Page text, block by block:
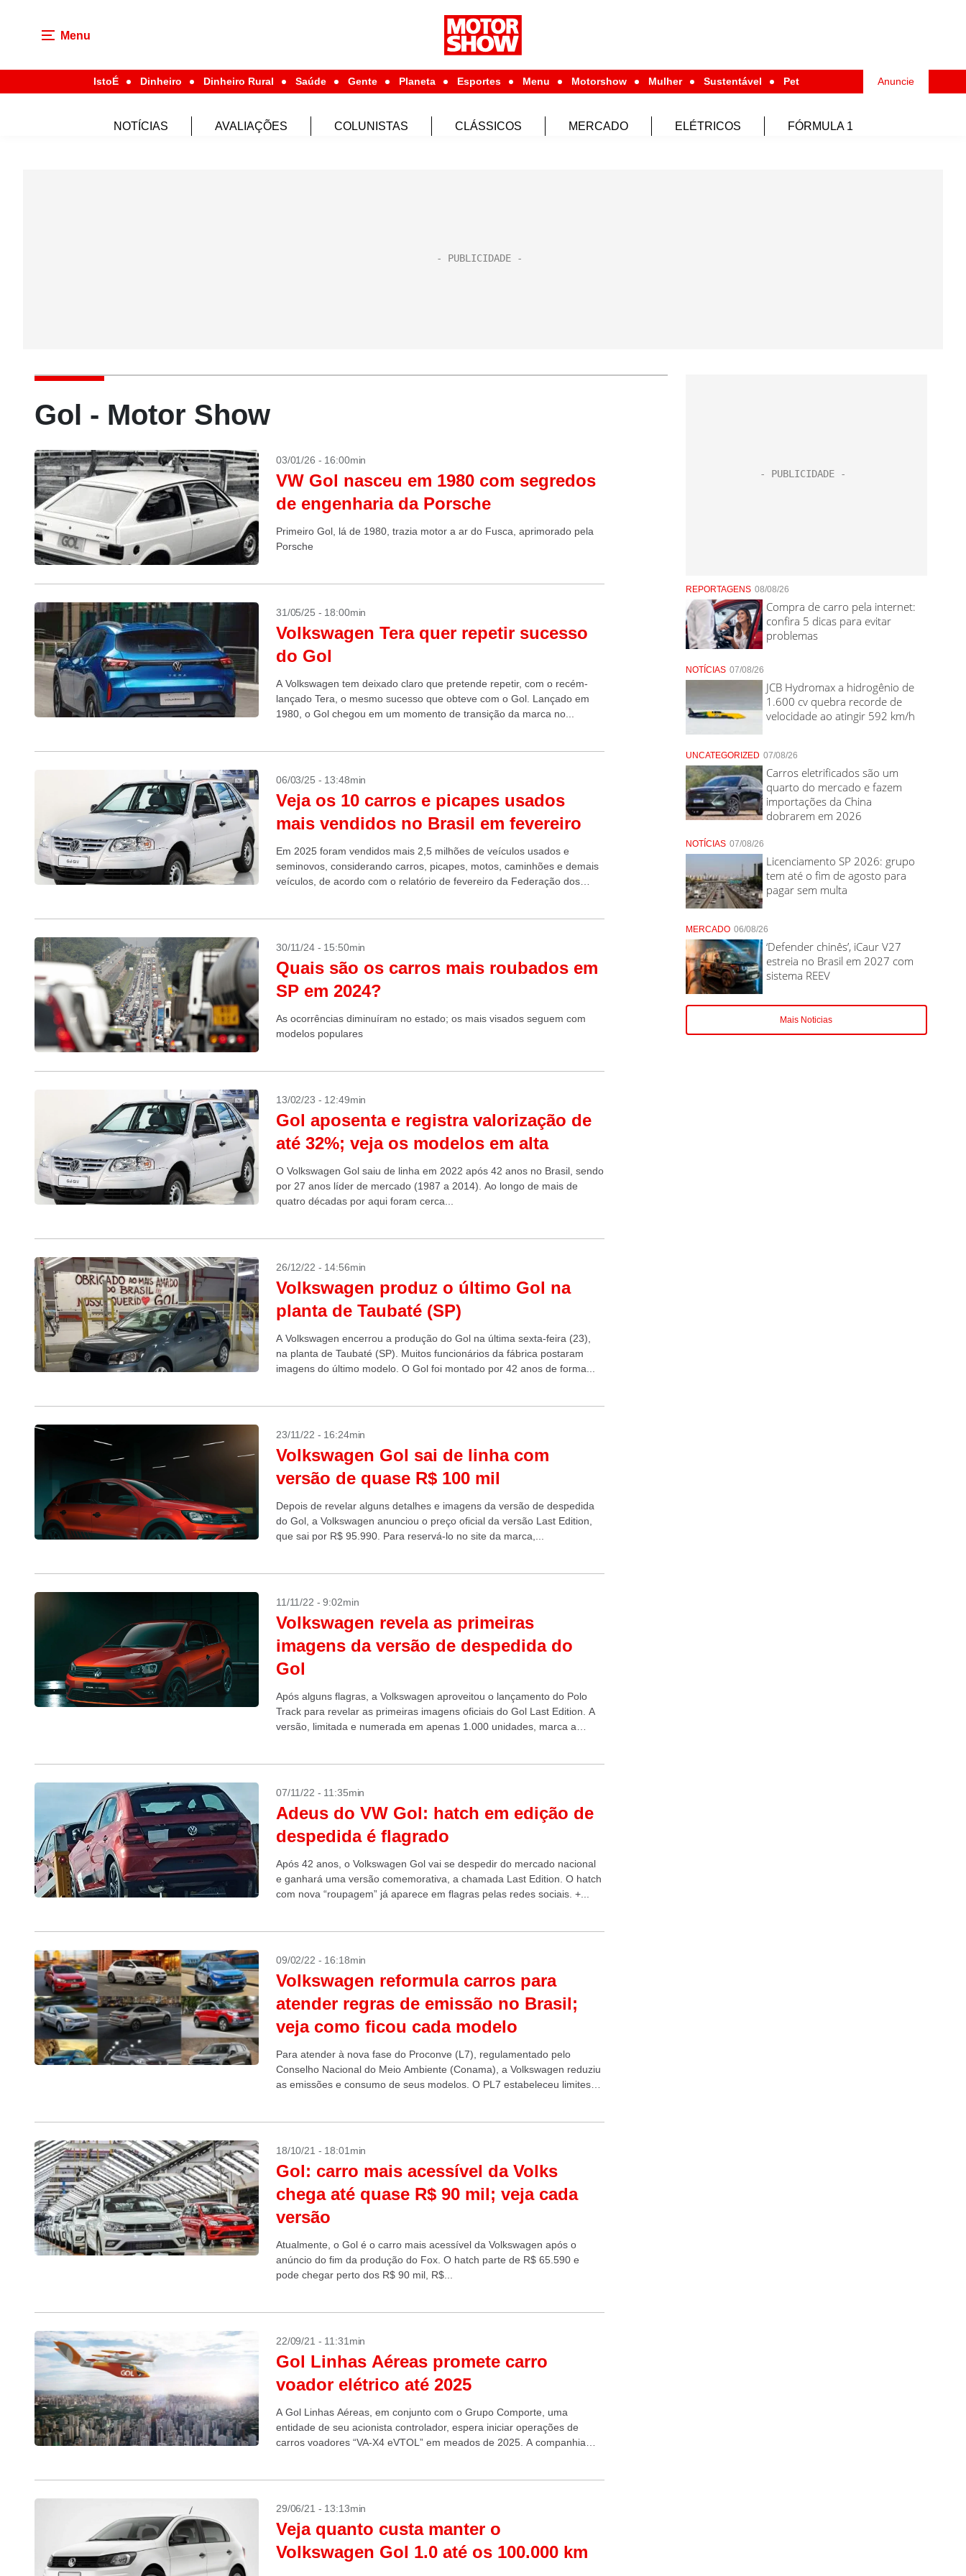
Menu
IstoÉ Dinheiro Dinheiro Rural Saúde Gente Planeta Esportes Menu Motorshow Mulher Sustentável Pet Anuncie
NOTÍCIAS AVALIAÇÕES COLUNISTAS CLÁSSICOS MERCADO ELÉTRICOS FÓRMULA 1
Gol - Motor Show
03/01/26 - 16:00min
VW Gol nasceu em 1980 com segredos
de engenharia da Porsche
Primeiro Gol, lá de 1980, trazia motor a ar do Fusca, aprimorado pela
Porsche
31/05/25 - 18:00min
Volkswagen Tera quer repetir sucesso
do Gol
A Volkswagen tem deixado claro que pretende repetir, com o recém-
lançado Tera, o mesmo sucesso que obteve com o Gol. Lançado em
1980, o Gol chegou em um momento de transição da marca no...
06/03/25 - 13:48min
Veja os 10 carros e picapes usados
mais vendidos no Brasil em fevereiro
Em 2025 foram vendidos mais 2,5 milhões de veículos usados e
seminovos, considerando carros, picapes, motos, caminhões e demais
veículos, de acordo com o relatório de fevereiro da Federação dos
30/11/24 - 15:50min
Quais são os carros mais roubados em
SP em 2024?
As ocorrências diminuíram no estado; os mais visados seguem com
modelos populares
13/02/23 - 12:49min
Gol aposenta e registra valorização de
até 32%; veja os modelos em alta
O Volkswagen Gol saiu de linha em 2022 após 42 anos no Brasil, sendo
por 27 anos líder de mercado (1987 a 2014). Ao longo de mais de
quatro décadas por aqui foram cerca...
26/12/22 - 14:56min
Volkswagen produz o último Gol na
planta de Taubaté (SP)
A Volkswagen encerrou a produção do Gol na última sexta-feira (23),
na planta de Taubaté (SP). Muitos funcionários da fábrica postaram
imagens do último modelo. O Gol foi montado por 42 anos de forma...
23/11/22 - 16:24min
Volkswagen Gol sai de linha com
versão de quase R$ 100 mil
Depois de revelar alguns detalhes e imagens da versão de despedida
do Gol, a Volkswagen anunciou o preço oficial da versão Last Edition,
que sai por R$ 95.990. Para reservá-lo no site da marca,...
11/11/22 - 9:02min
Volkswagen revela as primeiras
imagens da versão de despedida do
Gol
Após alguns flagras, a Volkswagen aproveitou o lançamento do Polo
Track para revelar as primeiras imagens oficiais do Gol Last Edition. A
versão, limitada e numerada em apenas 1.000 unidades, marca a
07/11/22 - 11:35min
Adeus do VW Gol: hatch em edição de
despedida é flagrado
Após 42 anos, o Volkswagen Gol vai se despedir do mercado nacional
e ganhará uma versão comemorativa, a chamada Last Edition. O hatch
com nova “roupagem” já aparece em flagras pelas redes sociais. +...
09/02/22 - 16:18min
Volkswagen reformula carros para
atender regras de emissão no Brasil;
veja como ficou cada modelo
Para atender à nova fase do Proconve (L7), regulamentado pelo
Conselho Nacional do Meio Ambiente (Conama), a Volkswagen reduziu
as emissões e consumo de seus modelos. O PL7 estabeleceu limites
18/10/21 - 18:01min
Gol: carro mais acessível da Volks
chega até quase R$ 90 mil; veja cada
versão
Atualmente, o Gol é o carro mais acessível da Volkswagen após o
anúncio do fim da produção do Fox. O hatch parte de R$ 65.590 e
pode chegar perto dos R$ 90 mil, R$...
22/09/21 - 11:31min
Gol Linhas Aéreas promete carro
voador elétrico até 2025
A Gol Linhas Aéreas, em conjunto com o Grupo Comporte, uma
entidade de seu acionista controlador, espera iniciar operações de
carros voadores “VA-X4 eVTOL” em meados de 2025. A companhia
29/06/21 - 13:13min
Veja quanto custa manter o
Volkswagen Gol 1.0 até os 100.000 km
REPORTAGENS 08/08/26
Compra de carro pela internet:
confira 5 dicas para evitar
problemas
NOTÍCIAS 07/08/26
JCB Hydromax a hidrogênio de
1.600 cv quebra recorde de
velocidade ao atingir 592 km/h
UNCATEGORIZED 07/08/26
Carros eletrificados são um
quarto do mercado e fazem
importações da China
dobrarem em 2026
NOTÍCIAS 07/08/26
Licenciamento SP 2026: grupo
tem até o fim de agosto para
pagar sem multa
MERCADO 06/08/26
‘Defender chinês’, iCaur V27
estreia no Brasil em 2027 com
sistema REEV
Mais Noticias